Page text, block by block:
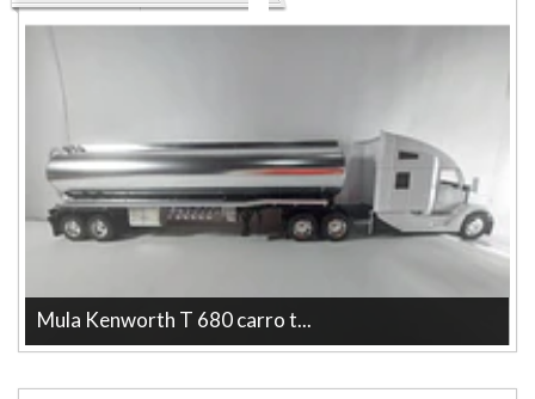
Mula Kenworth T 680 carro t...
Descubre la Mula Kenworth T 680 carro tanque 1/32 blanca , New